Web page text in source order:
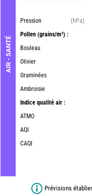
AIR - SANTÉ
Pression
(hPa)
Pollen (grains/m³) :
Bouleau
Olivier
Graminées
Ambroisie
Indice qualité air :
ATMO
AQI
CAQI
Prévisions